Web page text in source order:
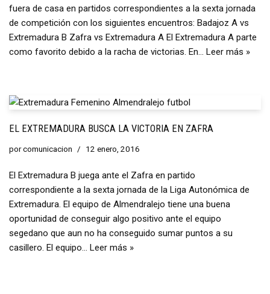
fuera de casa en partidos correspondientes a la sexta jornada
de competición con los siguientes encuentros: Badajoz A vs
Extremadura B Zafra vs Extremadura A El Extremadura A parte
como favorito debido a la racha de victorias. En… Leer más »
EL EXTREMADURA BUSCA LA VICTORIA EN ZAFRA
porcomunicacion 12 enero, 2016
El Extremadura B juega ante el Zafra en partido
correspondiente a la sexta jornada de la Liga Autonómica de
Extremadura. El equipo de Almendralejo tiene una buena
oportunidad de conseguir algo positivo ante el equipo
segedano que aun no ha conseguido sumar puntos a su
casillero. El equipo… Leer más »